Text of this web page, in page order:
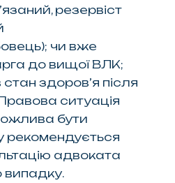
резервіст
чи вже
до вищої ВЛК;
здоров’я після
ситуація
бути
рекомендується
адвоката
випадку.